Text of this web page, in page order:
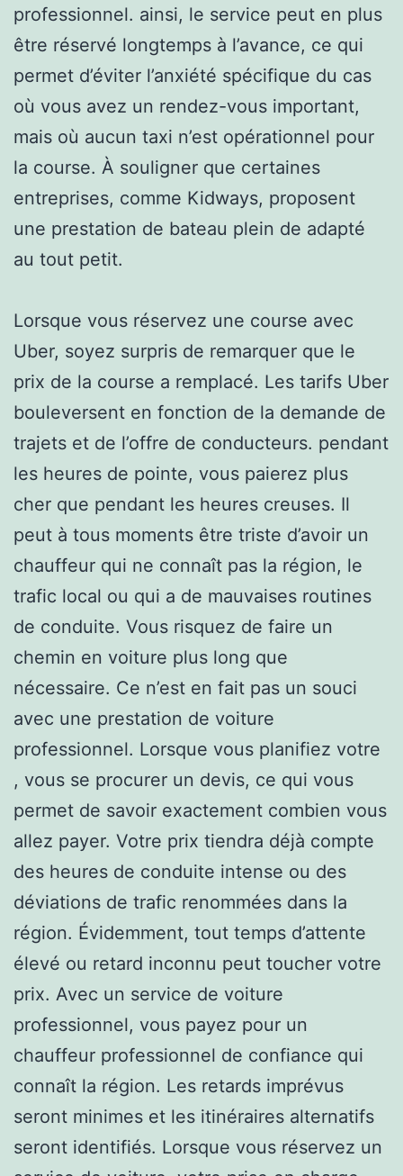
professionnel. ainsi, le service peut en plus
être réservé longtemps à l’avance, ce qui
permet d’éviter l’anxiété spécifique du cas
où vous avez un rendez-vous important,
mais où aucun taxi n’est opérationnel pour
la course. À souligner que certaines
entreprises, comme Kidways, proposent
une prestation de bateau plein de adapté
au tout petit.
Lorsque vous réservez une course avec
Uber, soyez surpris de remarquer que le
prix de la course a remplacé. Les tarifs Uber
bouleversent en fonction de la demande de
trajets et de l’offre de conducteurs. pendant
les heures de pointe, vous paierez plus
cher que pendant les heures creuses. Il
peut à tous moments être triste d’avoir un
chauffeur qui ne connaît pas la région, le
trafic local ou qui a de mauvaises routines
de conduite. Vous risquez de faire un
chemin en voiture plus long que
nécessaire. Ce n’est en fait pas un souci
avec une prestation de voiture
professionnel. Lorsque vous planifiez votre
, vous se procurer un devis, ce qui vous
permet de savoir exactement combien vous
allez payer. Votre prix tiendra déjà compte
des heures de conduite intense ou des
déviations de trafic renommées dans la
région. Évidemment, tout temps d’attente
élevé ou retard inconnu peut toucher votre
prix. Avec un service de voiture
professionnel, vous payez pour un
chauffeur professionnel de confiance qui
connaît la région. Les retards imprévus
seront minimes et les itinéraires alternatifs
seront identifiés. Lorsque vous réservez un